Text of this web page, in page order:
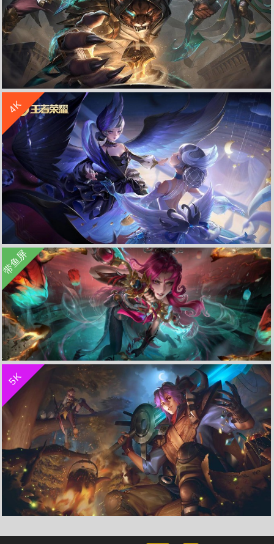
《英雄联盟 沙之守护 雷恩加尔》4K游戏高清壁纸
4K
小乔 天鹅之梦《王者荣耀》4K高清图片
收 藏
带鱼屏
阿轲 罗刹妄海 王者荣耀 3440x1440带鱼屏高清游戏壁纸
立 即 下 载
收 藏
5K
夺宝奇兵 刘邦《王者荣耀》4K游戏高清壁纸
立 即 下 载
收 藏